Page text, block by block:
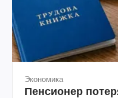
Экономика
Пенсионер